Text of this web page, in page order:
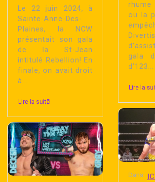
Le 22 juin 2024, à
Sainte-Anne-Des-
Plaines, la NCW
présentait son gala
de la St-Jean
intitulé Rebellion! En
finale, on avait droit
à...
Lire la suite
ou la
gala
d’123...
Lire la
Dans